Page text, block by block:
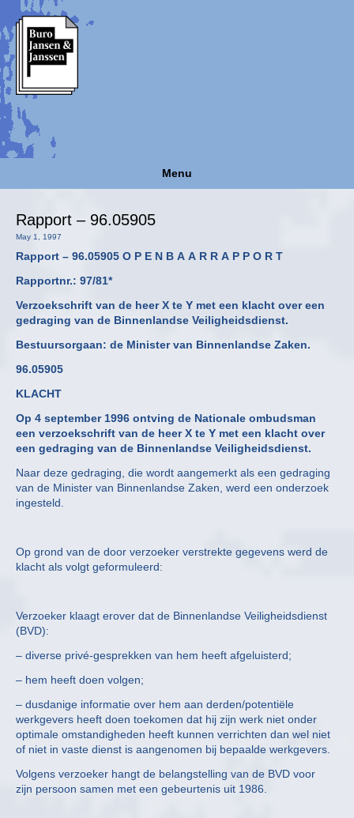
Menu
Rapport – 96.05905
May 1, 1997
Rapport – 96.05905 O P E N B A A R R A P P O R T
Rapportnr.: 97/81*
Verzoekschrift van de heer X te Y met een klacht over een
gedraging van de Binnenlandse Veiligheidsdienst.
Bestuursorgaan: de Minister van Binnenlandse Zaken.
96.05905
KLACHT
Op 4 september 1996 ontving de Nationale ombudsman
een verzoekschrift van de heer X te Y met een klacht over
een gedraging van de Binnenlandse Veiligheidsdienst.
Naar deze gedraging, die wordt aangemerkt als een gedraging
van de Minister van Binnenlandse Zaken, werd een onderzoek
ingesteld.
Op grond van de door verzoeker verstrekte gegevens werd de
klacht als volgt geformuleerd:
Verzoeker klaagt erover dat de Binnenlandse Veiligheidsdienst
(BVD):
– diverse privé-gesprekken van hem heeft afgeluisterd;
– hem heeft doen volgen;
– dusdanige informatie over hem aan derden/potentiële
werkgevers heeft doen toekomen dat hij zijn werk niet onder
optimale omstandigheden heeft kunnen verrichten dan wel niet
of niet in vaste dienst is aangenomen bij bepaalde werkgevers.
Volgens verzoeker hangt de belangstelling van de BVD voor
zijn persoon samen met een gebeurtenis uit 1986.